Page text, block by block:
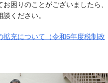
困りのことがございましたら、
ください。
拡充について（令和6年度税制改